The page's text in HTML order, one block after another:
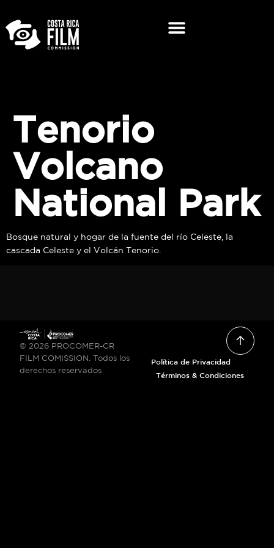
Tenorio
Volcano
National Park
Bosque natural y hogar de la fuente del río Celeste, la
cascada Celeste y el Volcán Tenorio.
© 2026 PROCOMER-CR
FILM COMISSION. Todos los
derechos reservados
Política de Privacidad
Términos & Condiciones